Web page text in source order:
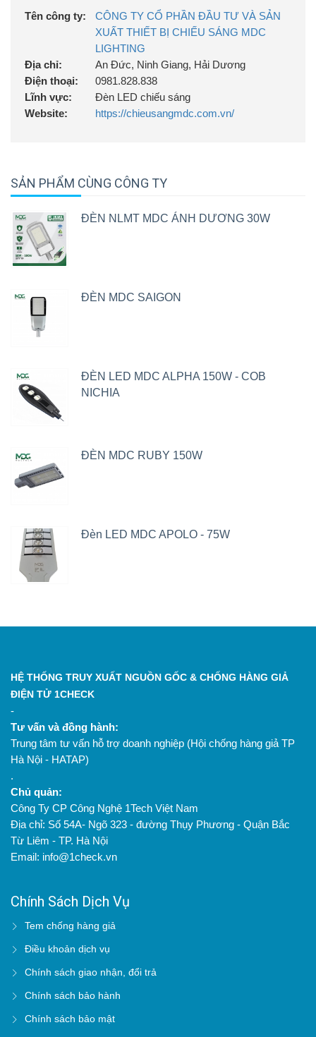
Tên công ty:
CÔNG TY CỔ PHẦN ĐẦU TƯ VÀ SẢN
XUẤT THIẾT BỊ CHIẾU SÁNG MDC
LIGHTING
Địa chỉ:
An Đức, Ninh Giang, Hải Dương
Điện thoại:
0981.828.838
Lĩnh vực:
Đèn LED chiếu sáng
Website:
https://chieusangmdc.com.vn/
SẢN PHẨM CÙNG CÔNG TY
ĐÈN NLMT MDC ÁNH DƯƠNG 30W
ĐÈN MDC SAIGON
ĐÈN LED MDC ALPHA 150W - COB
NICHIA
ĐÈN MDC RUBY 150W
Đèn LED MDC APOLO - 75W
HỆ THỐNG TRUY XUẤT NGUỒN GỐC & CHỐNG HÀNG GIẢ
ĐIỆN TỬ 1CHECK
-
Tư vấn và đồng hành:
Trung tâm tư vấn hỗ trợ doanh nghiệp (Hội chống hàng giả TP
Hà Nội - HATAP)
.
Chủ quản:
Công Ty CP Công Nghệ 1Tech Việt Nam
Địa chỉ: Số 54A- Ngõ 323 - đường Thụy Phương - Quận Bắc
Từ Liêm - TP. Hà Nội
Email: info@1check.vn
Chính Sách Dịch Vụ
Tem chống hàng giả
Điều khoản dịch vụ
Chính sách giao nhận, đổi trả
Chính sách bảo hành
Chính sách bảo mật